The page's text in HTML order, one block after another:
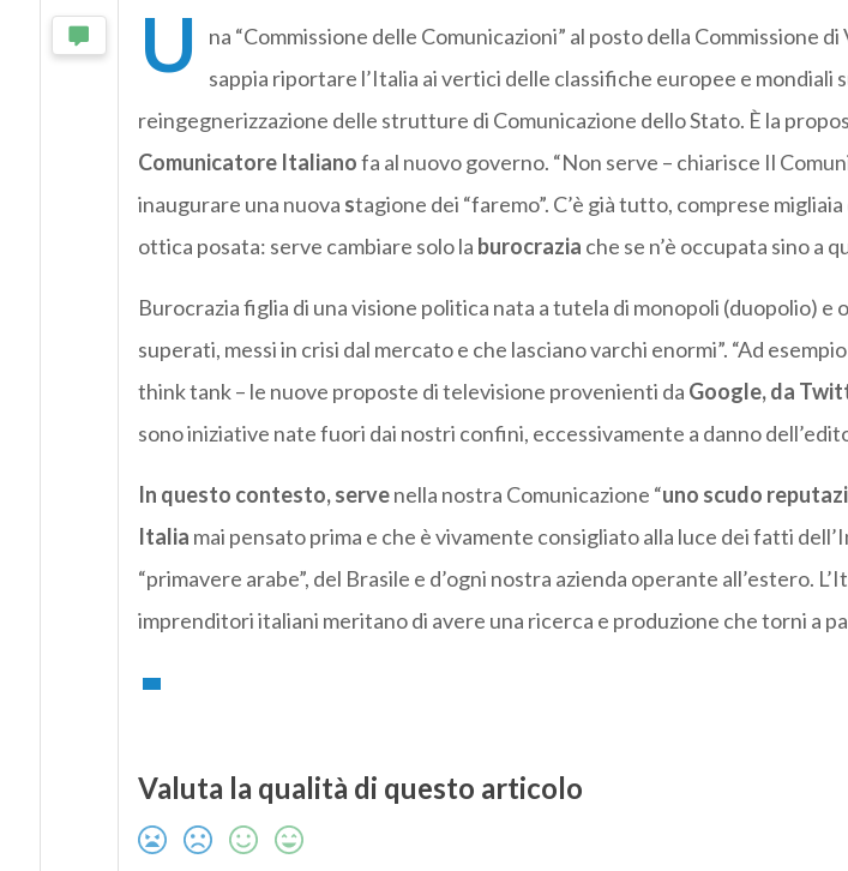
U
na “Commissione delle Comunicazioni” al posto della Commissione di
sappia riportare l’Italia ai vertici delle classifiche europee e mondiali
reingegnerizzazione delle strutture di Comunicazione dello Stato. È la
Comunicatore Italianofa al nuovo governo. “Non serve – chiarisce Il
inaugurare una nuova stagione dei “faremo”. C’è già tutto, comprese
ottica posata: serve cambiare solo la burocrazia che se n’è occupata sino a
Burocrazia figlia di una visione politica nata a tutela di monopoli (duopolio) e
superati, messi in crisi dal mercato e che lasciano varchi enormi”. “Ad
think tank – le nuove proposte di televisione provenienti da Google, da
sono iniziative nate fuori dai nostri confini, eccessivamente a danno
In questo contesto, servenella nostra Comunicazione “uno scudo
Italia mai pensato prima e che è vivamente consigliato alla luce dei fatti
“primavere arabe”, del Brasile e d’ogni nostra azienda operante all’estero.
imprenditori italiani meritano di avere una ricerca e produzione che torni a
Valuta la qualità di questo articolo